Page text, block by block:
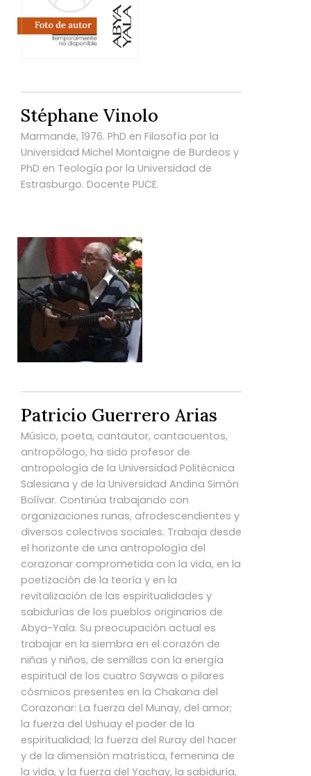
Stéphane Vinolo
Marmande, 1976. PhD en Filosofía por la
Universidad Michel Montaigne de Burdeos y
PhD en Teología por la Universidad de
Estrasburgo. Docente PUCE.
Patricio Guerrero Arias
Músico, poeta, cantautor, cantacuentos,
antropólogo, ha sido profesor de
antropología de la Universidad Politécnica
Salesiana y de la Universidad Andina Simón
Bolívar. Continúa trabajando con
organizaciones runas, afrodescendientes y
diversos colectivos sociales. Trabaja desde
el horizonte de una antropología del
corazonar comprometida con la vida, en la
poetización de la teoría y en la
revitalización de las espiritualidades y
sabidurías de los pueblos originarios de
Abya-Yala. Su preocupación actual es
trabajar en la siembra en el corazón de
niñas y niños, de semillas con la energía
espiritual de los cuatro Saywas o pilares
cósmicos presentes en la Chakana del
Corazonar: La fuerza del Munay, del amor;
la fuerza del Ushuay el poder de la
espiritualidad; la fuerza del Ruray del hacer
y de la dimensión matrística, femenina de
la vida, y la fuerza del Yachay, la sabiduría,